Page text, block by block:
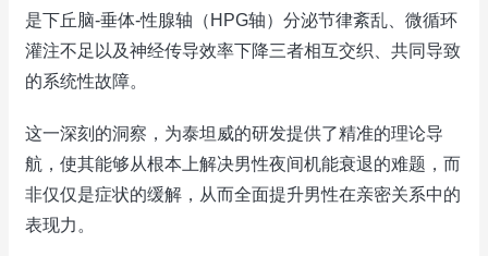
是下丘脑-垂体-性腺轴（HPG轴）分泌节律紊乱、微循环
灌注不足以及神经传导效率下降三者相互交织、共同导致
的系统性故障。
这一深刻的洞察，为泰坦威的研发提供了精准的理论导
航，使其能够从根本上解决男性夜间机能衰退的难题，而
非仅仅是症状的缓解，从而全面提升男性在亲密关系中的
表现力。